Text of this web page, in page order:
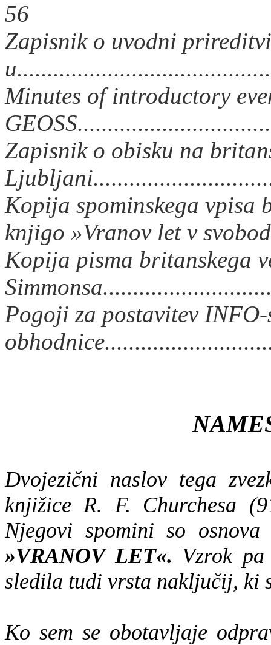
56
Zapisnik o uvodni
Minutes of introductory
Zapisnik o obisku na
Kopija spominskega vpisa
knjigo »Vranov let v
Kopija pisma britanskega
Pogoji za postavitev
Dvojezični naslov tega
knjižice R. F. Churchesa
Njegovi spomini so
»VRANOV LET«. Vzrok
sledila tudi vrsta naključij, ki
Ko sem se obotavljaje